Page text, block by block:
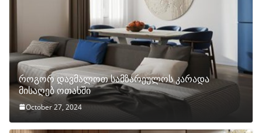
როგორ დავმალოთ სამზარეულოს კარადა
მისაღებ ოთახში
October 27, 2024